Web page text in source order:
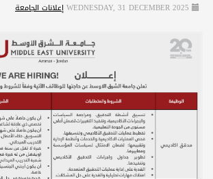
WEDNESDAY, 31 DECEMBER 2025إعلانات الجامعة